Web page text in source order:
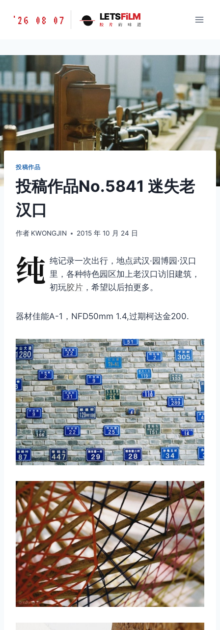
胶
味
LETSFILM
'26 08 07 LETSFiLM
胶 片 的 味 道
投稿作品
投稿作品No.5841 迷失老
汉口
作者 KWONGJIN 2015 年 10 月 24 日
纯 纯记录一次出行，地点武汉·园博园·汉口
里，各种特色园区加上老汉口访旧建筑，
初玩胶片 ，希望以后拍更多。
器材佳能A-1，NFD50mm 1.4,过期柯达金200.